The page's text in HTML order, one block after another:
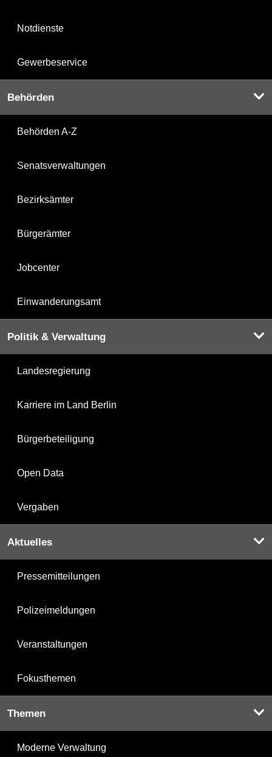
Notdienste
Gewerbeservice
Behörden
Behörden A-Z
Senatsverwaltungen
Bezirksämter
Bürgerämter
Jobcenter
Einwanderungsamt
Politik & Verwaltung
Landesregierung
Karriere im Land Berlin
Bürgerbeteiligung
Open Data
Vergaben
Aktuelles
Pressemitteilungen
Polizeimeldungen
Veranstaltungen
Fokusthemen
Themen
Moderne Verwaltung